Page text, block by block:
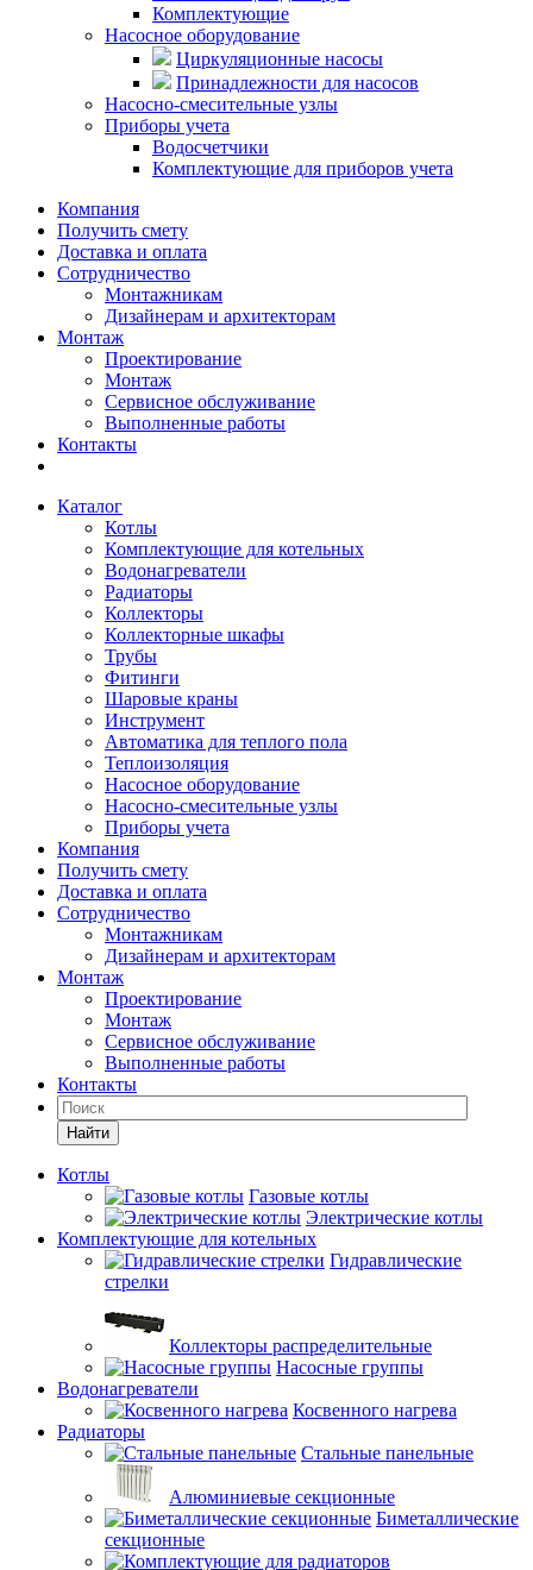
Комплектующие
Насосное оборудование
Циркуляционные насосы
Принадлежности для насосов
Насосно-смесительные узлы
Приборы учета
Водосчетчики
Комплектующие для приборов учета
Компания
Получить смету
Доставка и оплата
Сотрудничество
Монтажникам
Дизайнерам и архитекторам
Монтаж
Проектирование
Монтаж
Сервисное обслуживание
Выполненные работы
Контакты
Каталог
Котлы
Комплектующие для котельных
Водонагреватели
Радиаторы
Коллекторы
Коллекторные шкафы
Трубы
Фитинги
Шаровые краны
Инструмент
Автоматика для теплого пола
Теплоизоляция
Насосное оборудование
Насосно-смесительные узлы
Приборы учета
Компания
Получить смету
Доставка и оплата
Сотрудничество
Монтажникам
Дизайнерам и архитекторам
Монтаж
Проектирование
Монтаж
Сервисное обслуживание
Выполненные работы
Контакты
Найти
Котлы
Газовые котлы
Электрические котлы
Комплектующие для котельных
Гидравлические
стрелки
Коллекторы распределительные
Насосные группы
Водонагреватели
Косвенного нагрева
Радиаторы
Стальные панельные
Алюминиевые секционные
Биметаллические
секционные